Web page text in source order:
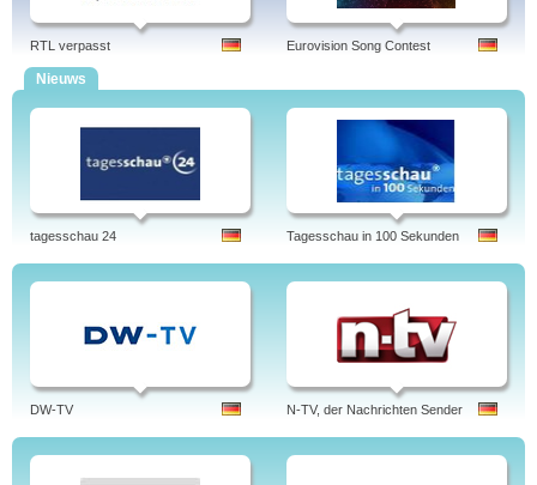
RTL verpasst Eurovision Song Contest
Nieuws
tagesschau 24 Tagesschau in 100 Sekunden
DW-TV N-TV, der Nachrichten Sender